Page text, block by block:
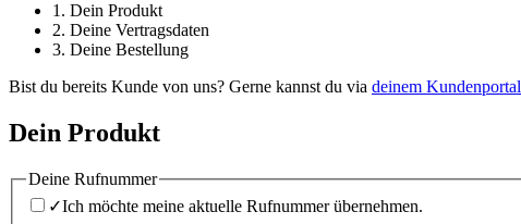
1. Dein Produkt
2. Deine Vertragsdaten
3. Deine Bestellung
Bist du bereits Kunde von uns? Gerne kannst du via deinem Kundenportal
Dein Produkt
Deine Rufnummer
✓Ich möchte meine aktuelle Rufnummer übernehmen.